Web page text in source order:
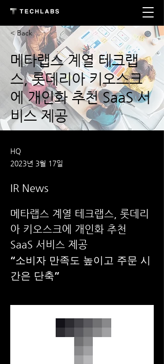
< Back
메타랩스 계열 테크랩
스, 롯데리아 키오스크
에 개인화 추천 SaaS 서
비스 제공
HQ
2023년 3월 17일
IR News
메타랩스 계열 테크랩스, 롯데리
아 키오스크에 개인화 추천
SaaS 서비스 제공
“소비자 만족도 높이고 주문 시
간은 단축”